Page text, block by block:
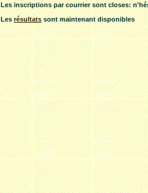
Les inscriptions par courrier sont closes:
Lesrésultatssont maintenant disponibles